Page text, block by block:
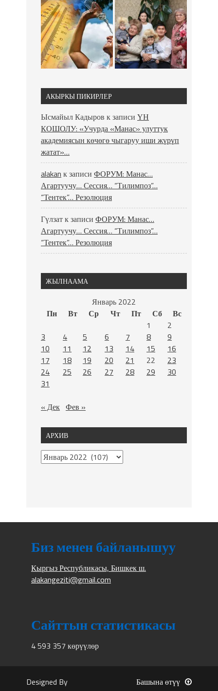
АКЫРКЫ ПИКИРЛЕР
Ысмайыл Кадыров к записи ҮН
КОШОЛУ: «Учурда «Манас» улуттук
академиясын көчөгө чыгаруу иши жүрүп
жатат»…
alakan к записи ФОРУМ: Манас…
Агартуучу… Сессия… “Тилимпоз”…
“Тентек”… Резолюция
Гүлзатк записи ФОРУМ: Манас…
Агартуучу… Сессия… “Тилимпоз”…
“Тентек”… Резолюция
ЖЫЛНААМА
Январь 2022
Пн
Вт Ср Чт Пт Сб
Вс
1
2
3
4 5 6 7 8
9
10
11 12 13 14 15
16
17
18 19 20 21 22
23
24
25 26 27 28 29
30
31
« Дек Фев »
АРХИВ
Биз менен байланышуу
Кыргыз Республикасы, Бишкек ш.
alakangeziti@gmail.com
Сайттын статистикасы
4 593 357 көрүүлөр
Designed By
Башына өтүү